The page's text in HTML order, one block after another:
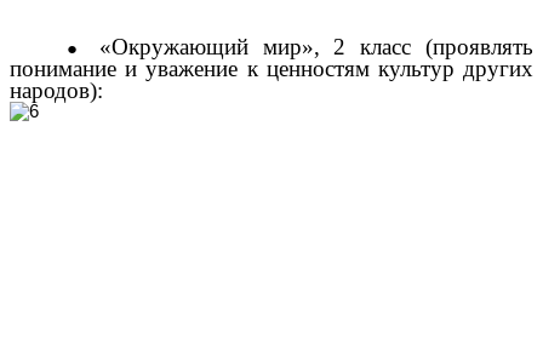
«Окружающий мир», 2 класс (проявлять
понимание и уважение к ценностям культур других
народов):